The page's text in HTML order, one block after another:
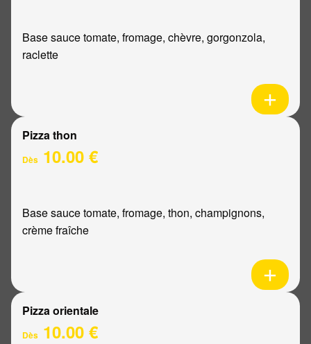
Base sauce tomate, fromage, chèvre, gorgonzola,
raclette
Pizza thon
Dès 10.00 €
Base sauce tomate, fromage, thon, champignons,
crème fraîche
Pizza orientale
Dès 10.00 €